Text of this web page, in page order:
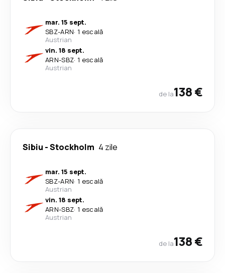
mar. 15 sept.
SBZ-ARN· 1 escală
Austrian
vin. 18 sept.
ARN-SBZ· 1 escală
Austrian
de la138 €
Sibiu -Stockholm 4 zile
mar. 15 sept.
SBZ-ARN· 1 escală
Austrian
vin. 18 sept.
ARN-SBZ· 1 escală
Austrian
de la138 €